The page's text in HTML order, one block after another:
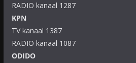
RADIO kanaal 1287
KPN
TV kanaal 1387
RADIO kanaal 1087
ODIDO